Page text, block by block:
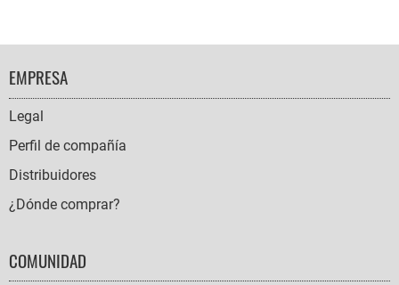
FOOTER
NAVIGATION
EMPRESA
Legal
Perfil de compañía
Distribuidores
¿Dónde comprar?
COMUNIDAD